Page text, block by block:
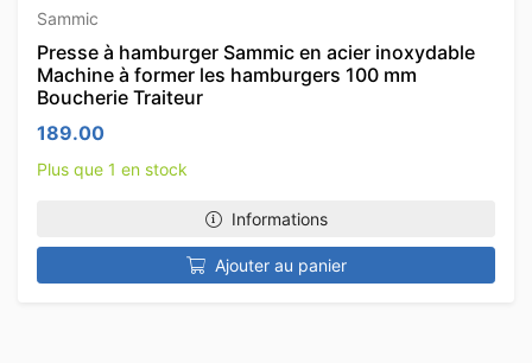
Sammic
Presse à hamburger Sammic en acier inoxydable
Machine à former les hamburgers 100 mm
Boucherie Traiteur
189.00
Plus que 1 en stock
Informations
Ajouter au panier